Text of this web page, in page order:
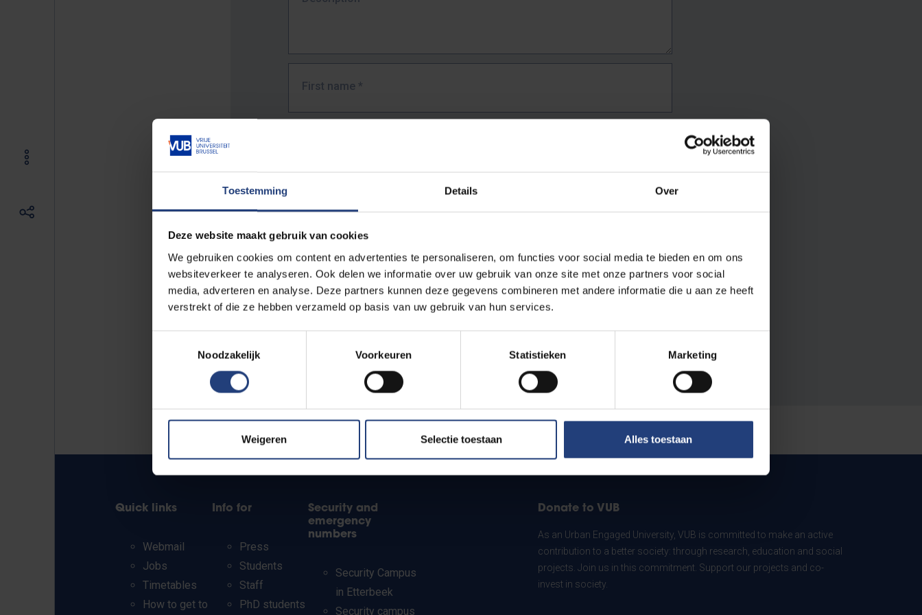
Toestemming Details Over
Deze website maakt gebruik van cookies
We gebruiken cookies om content en advertenties te personaliseren, om functies voor social media te bieden en om ons
websiteverkeer te analyseren. Ook delen we informatie over uw gebruik van onze site met onze partners voor social
media, adverteren en analyse. Deze partners kunnen deze gegevens combineren met andere informatie die u aan ze heeft
verstrekt of die ze hebben verzameld op basis van uw gebruik van hun services.
Noodzakelijk
Voorkeuren Statistieken Marketing
Weigeren Selectie toestaan Alles toestaan
First name *
The full URL of the page where you encountered the error.
E.g. https://www.vub.be/nl/studeren-aan-de-vub/alle-opleidingen
Quick links
Webmail
Jobs
Timetables
How to get to
Info for
Press
Students
Staff
PhD students
Security and
emergency
numbers
Security Campus
in Etterbeek
Security campus
Donate to VUB
As an Urban Engaged University, VUB is committed to make an active
contribution to a better society: through research, education and social
projects. Join us in this commitment. Support our projects and co-
invest in society.